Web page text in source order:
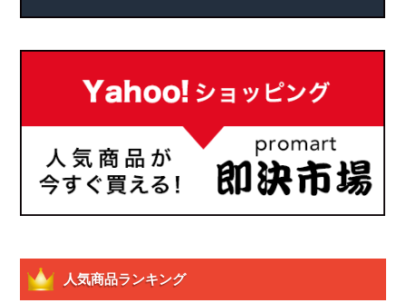
人気商品ランキング